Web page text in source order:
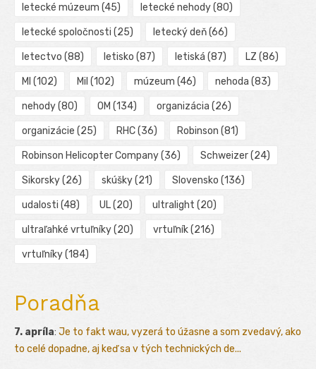
letecké múzeum (45) letecké nehody(80)
letecké spoločnosti (25) letecký deň(66)
letectvo (88) letisko (87) letiská (87) LZ (86)
MI (102) Mil (102) múzeum (46) nehoda (83)
nehody(80) OM (134) organizácia (26)
organizácie (25) RHC(36) Robinson (81)
Robinson Helicopter Company(36) Schweizer(24)
Sikorsky(26) skúšky(21) Slovensko (136)
udalosti (48) UL(20) ultralight (20)
ultraľahké vrtuľníky(20) vrtuľník(216)
vrtuľníky(184)
Poradňa
7. apríla: Je to fakt wau, vyzerá to úžasne a som zvedavý, ako
to celé dopadne, aj keď sa v tých technických de...